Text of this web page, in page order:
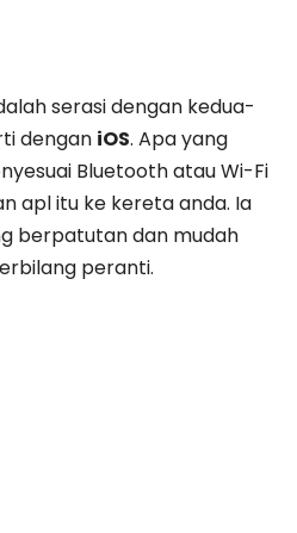
serasi dengan kedua-
dengan iOS. Apa yang
Bluetooth atau Wi-Fi
apl itu ke kereta anda. Ia
berpatutan dan mudah
peranti.